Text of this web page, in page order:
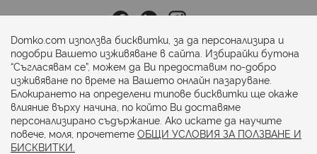
Последвайте ни:
Начини на плащане:
Domko.com използва бисквитки, за да персонализира и
подобри Вашето изживяване в сайта. Избирайки бутона
“Съгласявам се”, можем да Ви предоставим по-добро
изживяване по време на Вашето онлайн пазаруване.
Блокирането на определени типове бисквитки ще окаже
влияние върху начина, по който Ви доставяме
персонализирано съдържание. Ако искате да научите
повече, моля, прочетете ОБЩИ УСЛОВИЯ ЗА ПОЛЗВАНЕ И
БИСКВИТКИ.